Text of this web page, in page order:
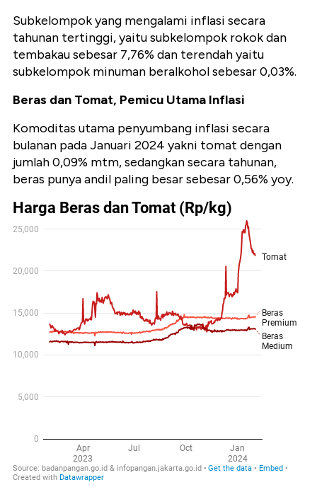
Subkelompok yang mengalami inflasi secara
tahunan tertinggi, yaitu subkelompok rokok dan
tembakau sebesar 7,76% dan terendah yaitu
subkelompok minuman beralkohol sebesar 0,03%.
Beras dan Tomat, Pemicu Utama Inflasi
Komoditas utama penyumbang inflasi secara
bulanan pada Januari 2024 yakni tomat dengan
jumlah 0,09% mtm, sedangkan secara tahunan,
beras punya andil paling besar sebesar0,56% yoy.